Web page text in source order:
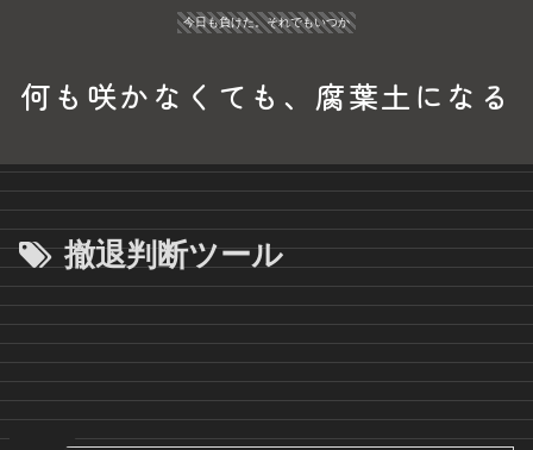
今日も負けた。それでもいつか
何も咲かなくても、腐葉土になる
撤退判断ツール